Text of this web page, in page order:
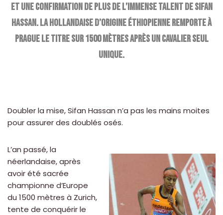
Et une confirmation de plus de l’immense talent de Sifan
Hassan. La hollandaise d’origine éthiopienne remporte à
Prague le titre sur 1500 mètres après un cavalier seul
unique.
Doubler la mise, Sifan Hassan n’a pas les mains moites
pour assurer des doublés osés.
L’an passé, la
néerlandaise, après
avoir été sacrée
championne d’Europe
du 1500 mètres à Zurich,
tente de conquérir le